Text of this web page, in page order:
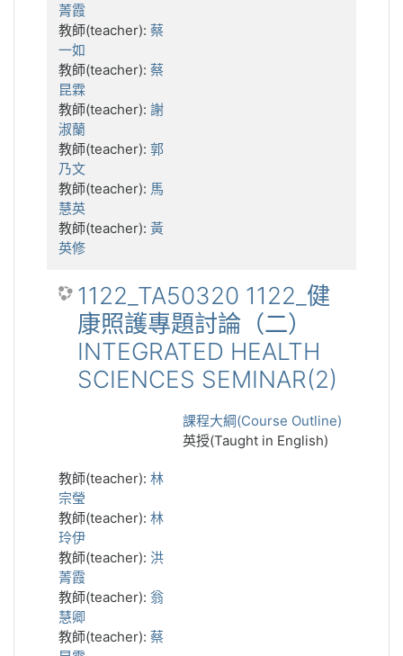
菁霞
教師(teacher): 蔡
一如
教師(teacher): 蔡
昆霖
教師(teacher): 謝
淑蘭
教師(teacher): 郭
乃文
教師(teacher): 馬
慧英
教師(teacher): 黃
英修
1122_TA50320 1122_健
康照護專題討論（二）
INTEGRATED HEALTH
SCIENCES SEMINAR(2)
課程大綱(Course Outline)
英授(Taught in English)
教師(teacher): 林
宗瑩
教師(teacher): 林
玲伊
教師(teacher): 洪
菁霞
教師(teacher): 翁
慧卿
教師(teacher): 蔡